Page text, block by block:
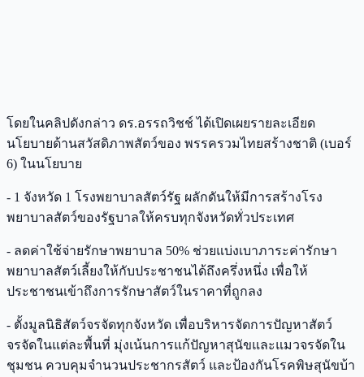
โดยในคลิปดังกล่าว ดร.อรรถวิชช์ ได้เปิดเผยรายละเอียด
นโยบายด้านสวัสดิภาพสัตว์ของ พรรครวมไทยสร้างชาติ (เบอร์
6) ในนโยบาย
- 1 จังหวัด 1 โรงพยาบาลสัตว์รัฐ ผลักดันให้มีการสร้างโรง
พยาบาลสัตว์ของรัฐบาลให้ครบทุกจังหวัดทั่วประเทศ
- ลดค่าใช้จ่ายรักษาพยาบาล 50% ช่วยแบ่งเบาภาระค่ารักษา
พยาบาลสัตว์เลี้ยงให้กับประชาชนได้ถึงครึ่งหนึ่ง เพื่อให้
ประชาชนเข้าถึงการรักษาสัตว์ในราคาที่ถูกลง
- ตั้งมูลนิธิสัตว์จรจัดทุกจังหวัด เพื่อบริหารจัดการปัญหาสัตว์
จรจัดในแต่ละพื้นที่ มุ่งเน้นการแก้ปัญหาสุนัขและแมวจรจัดใน
ชุมชน ควบคุมจำนวนประชากรสัตว์ และป้องกันโรคพิษสุนัขบ้า